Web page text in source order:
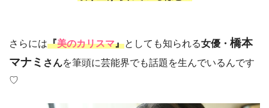
さらには『美のカリスマ』としても知られる女優・ 橋本
マナミ さんを筆頭に芸能界でも話題を生んでいるんです
♡